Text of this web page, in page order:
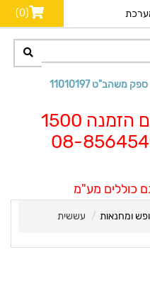
(0)
ספק משהב"ט 11010197
שים לב! מינימום הזמנה 1500
כוללים מע"מ
ומחנאות עששית